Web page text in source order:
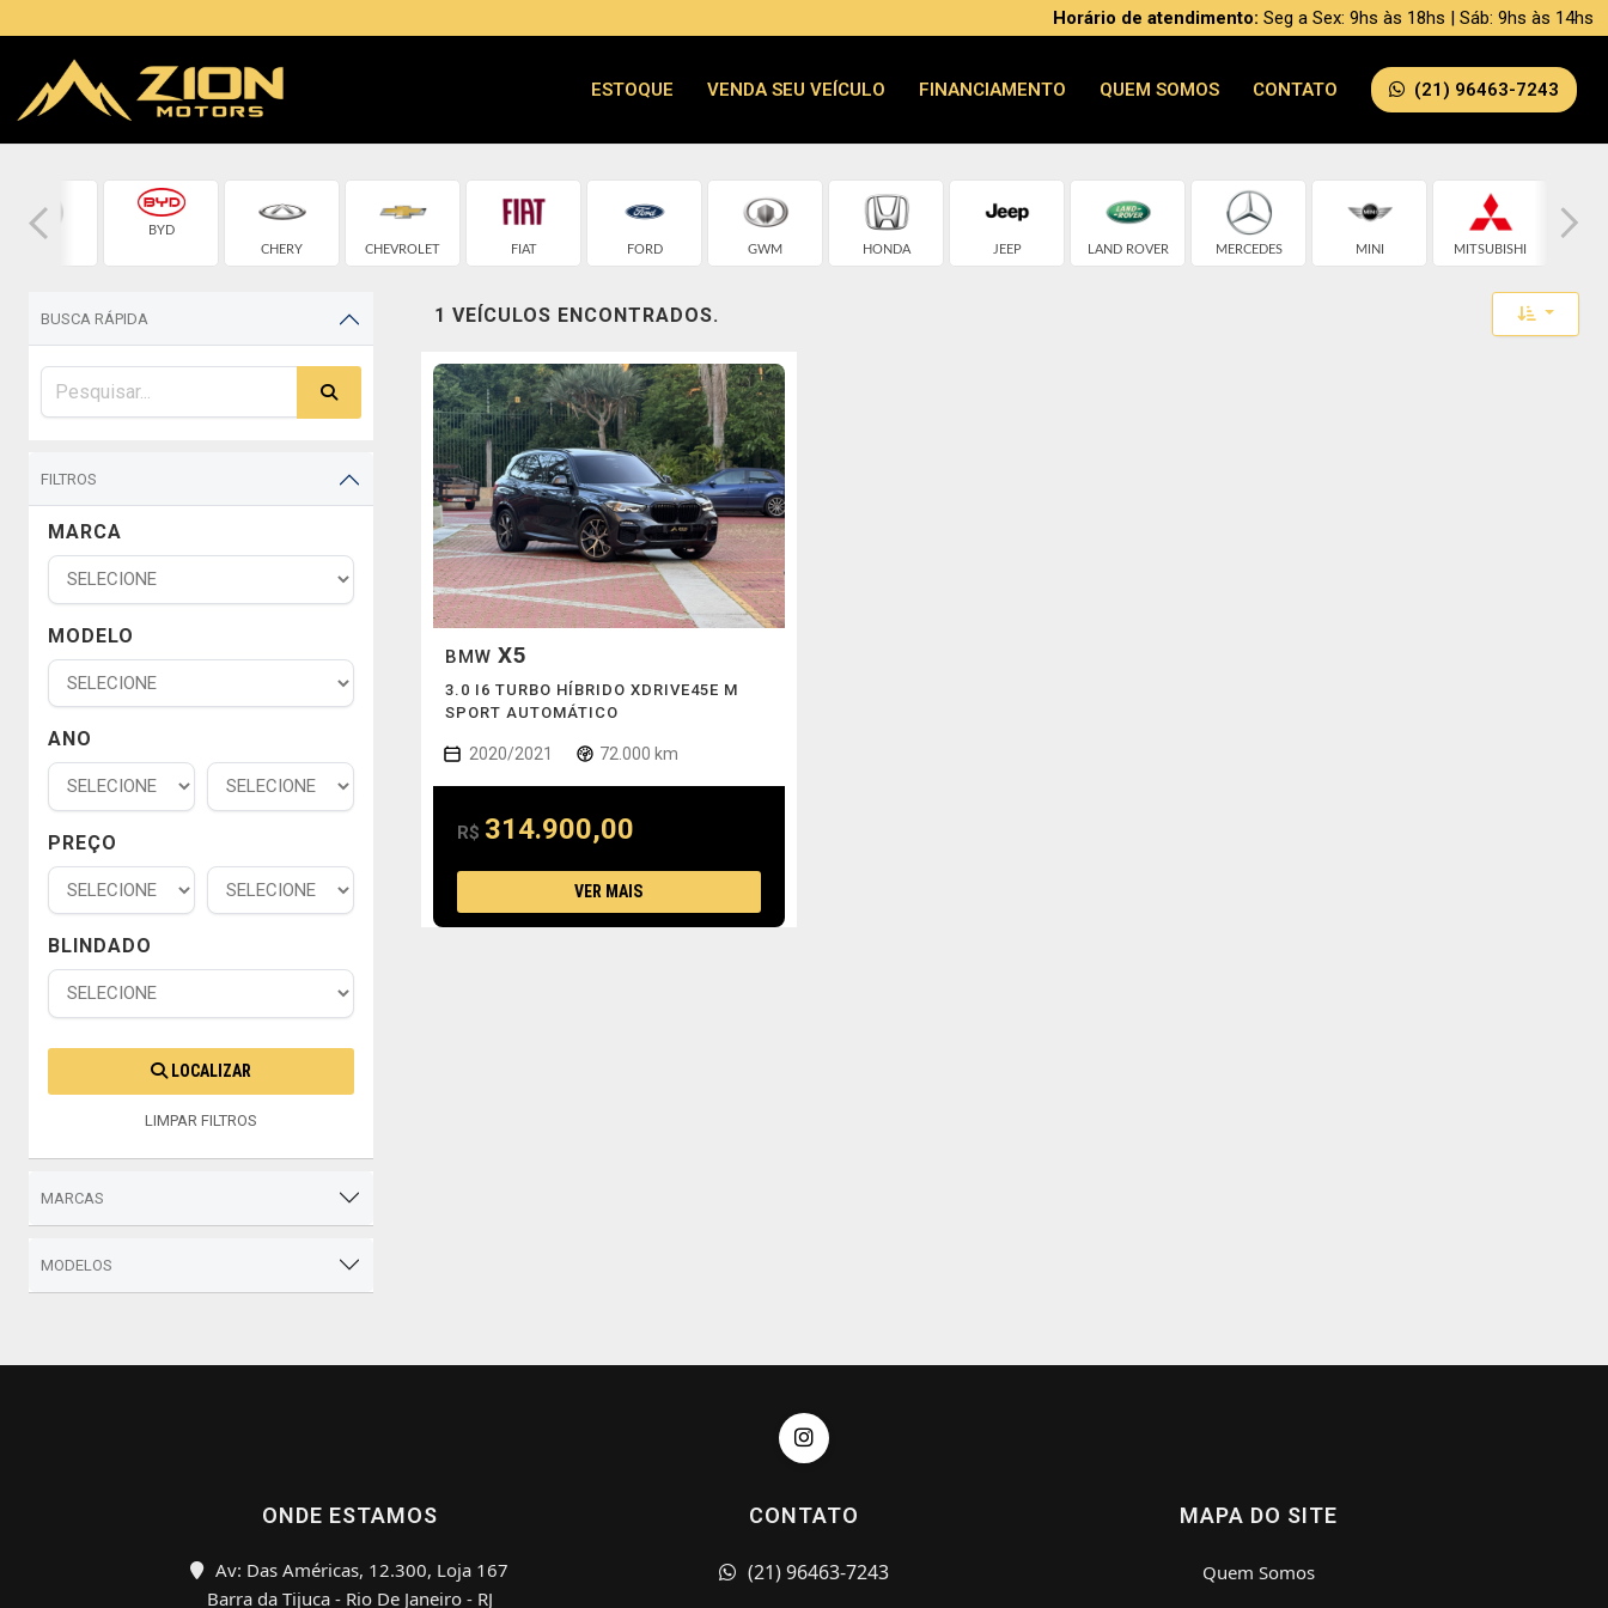
Horário de atendimento: Seg a Sex: 9hs às 18hs | Sáb: 9hs às 14hs
ESTOQUE VENDA SEU VEÍCULO FINANCIAMENTO QUEM SOMOS CONTATO (21) 96463-7243
BYD
CHERY
CHEVROLET FIAT FORD GWM HONDA JEEP LAND ROVER MERCEDES MINI MITSUBISHI
BUSCA RÁPIDA
FILTROS
MARCA
MODELO
ANO
PREÇO
BLINDADO
LOCALIZAR
LIMPAR FILTROS
MARCAS
MODELOS
1 VEÍCULOS ENCONTRADOS. Toggle
BMW X5
3.0 I6 TURBO HÍBRIDO XDRIVE45E M
SPORT AUTOMÁTICO
2020/2021 72.000 km
R$ 314.900,00
VER MAIS
ONDE ESTAMOS
Av: Das Américas, 12.300, Loja 167
Barra da Tijuca - Rio De Janeiro - RJ
CONTATO
(21) 96463-7243
MAPA DO SITE
Quem Somos